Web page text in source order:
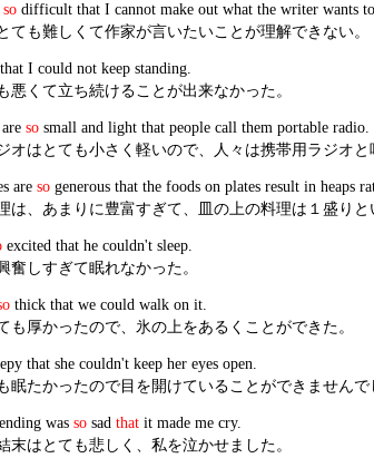
so difficult that I cannot make out what the writer wants
ても難しくて作家が言いたいことが理解できない。
I could not keep standing.
悪くて立ち続けることが出来なかった。
so small and light that people call them portable radio.
オはとても小さく軽いので、人々は携帯用ラジオと
are so generous that the foods on plates result in heaps
は、あまりに豊富すぎて、皿の上の料理は１盛りと
excited that he couldn't sleep.
奮しすぎて眠れなかった。
thick that we could walk on it.
も厚かったので、氷の上をあるくことができた。
that she couldn't keep her eyes open.
眠たかったので目を開けていることができませんで
was so sad that it made me cry.
末はとても悲しく、私を泣かせました。